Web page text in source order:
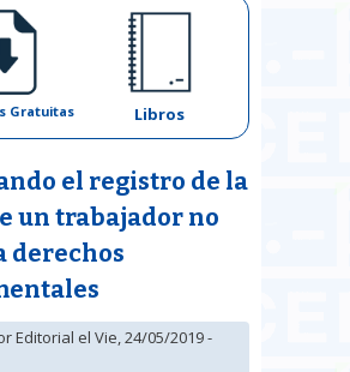
Gratuitas Libros
el registro de la
un trabajador no
derechos
Editorial el Vie, 24/05/2019 -